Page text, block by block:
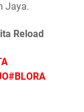
Jaya.
Reload